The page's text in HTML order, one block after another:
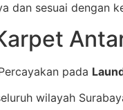
dan sesuai dengan
pada
wilayah